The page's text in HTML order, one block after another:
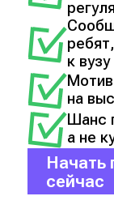
к
на
Шанс
а не
Начать
сейчас